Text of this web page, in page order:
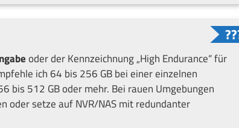
oder der Kennzeichnung „High Endurance“ für
ich 64 bis 256 GB bei einer einzelnen
bis 512 GB oder mehr. Bei rauen Umgebungen
oder setze auf NVR/NAS mit redundanter